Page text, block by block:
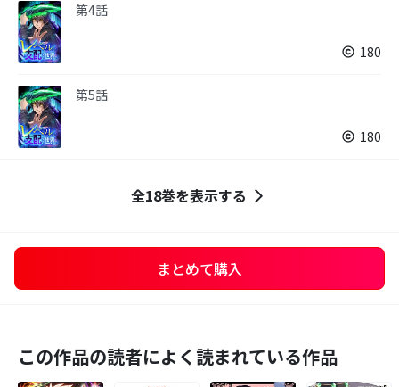
第4話
180
第5話
180
全18巻を表示する
まとめて購入
この作品の読者によく読まれている作品